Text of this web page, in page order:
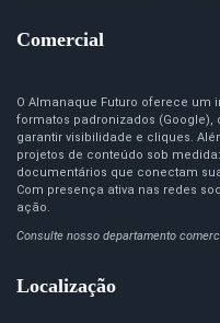
Comercial
O Almanaque Futuro oferece um
formatos padronizados
garantir visibilidade e cliques.
projetos de conteúdo sob
documentários que conectam
Com presença ativa nas redes
ação.
Consulte nosso departamento
Localização